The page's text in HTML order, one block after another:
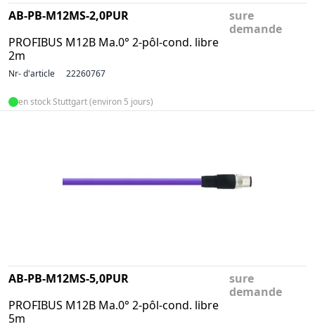
AB-PB-M12MS-2,0PUR
PROFIBUS M12B Ma.0° 2-pôl-cond. libre
2m
sure
demande
Nr- d'article 22260767
en stock Stuttgart (environ 5 jours)
AB-PB-M12MS-5,0PUR
PROFIBUS M12B Ma.0° 2-pôl-cond. libre
5m
sure
demande